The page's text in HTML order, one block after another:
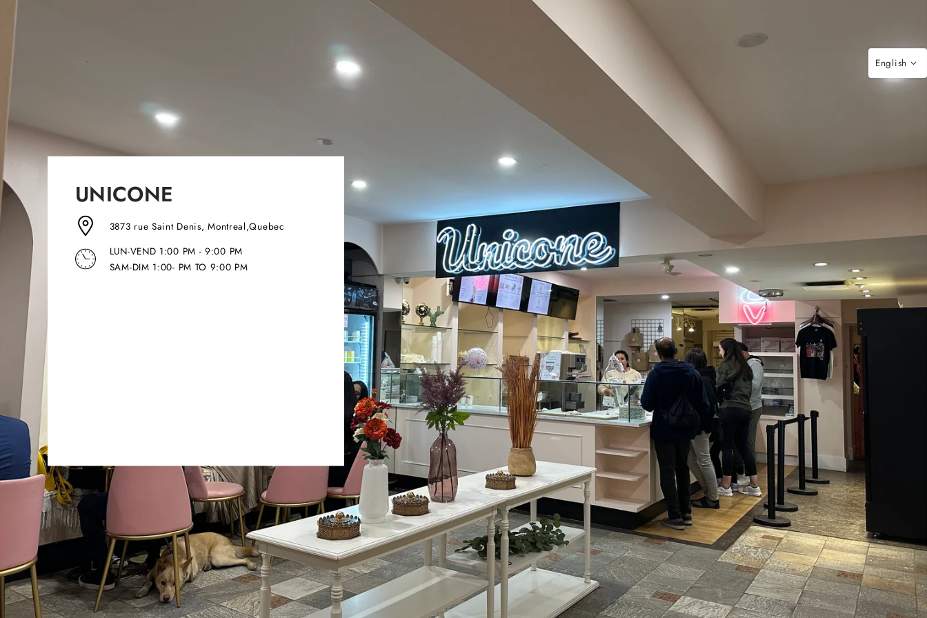
UNICONE
3873 rue Saint Denis, Montreal,Quebec
LUN-VEND 1:00 PM - 9:00 PM
SAM-DIM 1:00- PM TO 9:00 PM
English